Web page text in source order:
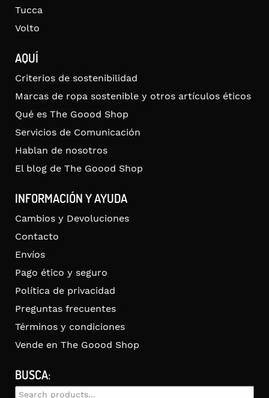
Tucca
Volto
AQUÍ
Criterios de sostenibilidad
Marcas de ropa sostenible y otros artículos éticos
Qué es The Goood Shop
Servicios de Comunicación
Hablan de nosotros
El blog de The Goood Shop
INFORMACIÓN Y AYUDA
Cambios y Devoluciones
Contacto
Envíos
Pago ético y seguro
Política de privacidad
Preguntas frecuentes
Términos y condiciones
Vende en The Goood Shop
BUSCA:
Search